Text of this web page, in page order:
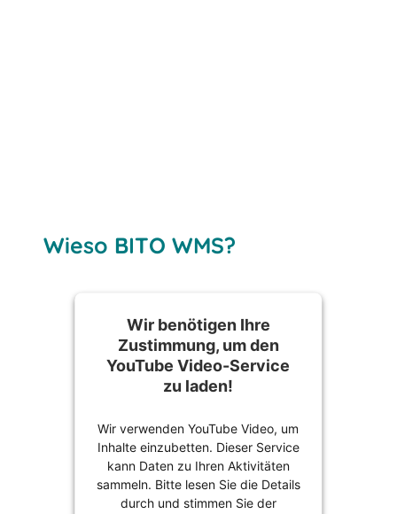
Wieso BITO WMS?
Wir benötigen Ihre
Zustimmung, um den
YouTube Video-Service
zu laden!
Wir verwenden YouTube Video, um
Inhalte einzubetten. Dieser Service
kann Daten zu Ihren Aktivitäten
sammeln. Bitte lesen Sie die Details
durch und stimmen Sie der